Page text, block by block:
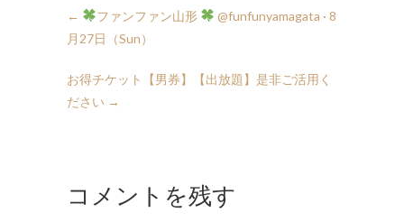
← ファンファン山形
月27日（Sun）
お得チケット【男券】【出放題】是非ご活用く
ださい →
コメントを残す